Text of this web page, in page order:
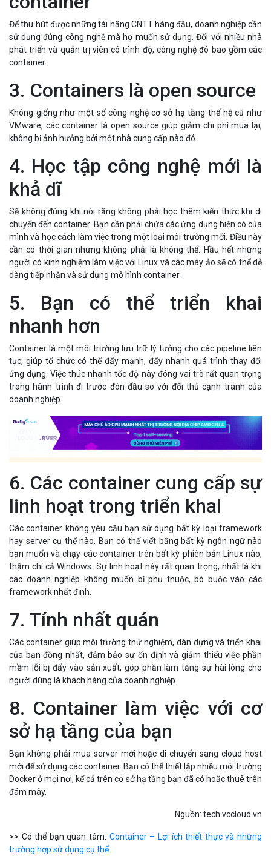
Để thu hút được những tài năng CNTT hàng đầu, doanh nghiệp cần
sử dụng đúng công nghệ mà họ muốn sử dụng. Đối với nhiều nhà
phát triển và quản trị viên có trình độ, công nghệ đó bao gồm các
container.
3. Containers là open source
Không giống như một số công nghệ cơ sở hạ tầng thế hệ cũ như
VMware, các container là open source giúp giảm chi phí mua lại,
không bị ảnh hưởng bởi một nhà cung cấp nào đó.
4. Học tập công nghệ mới là
khả dĩ
Sẽ không đúng khi nói rằng không phải học thêm kiến thức khi di
chuyển đến container. Bạn cần phải chứa các ứng dụng hiện có của
mình và học cách làm việc trong một loại môi trường mới. Điều này
cần có thời gian nhưng không phải là không thể. Hầu hết những
người có kinh nghiệm làm việc với Linux và các máy ảo sẽ có thể dễ
dàng tiếp nhận và sử dụng mô hình container.
5. Bạn có thể triển khai
nhanh hơn
Container là một môi trường lưu trữ lý tưởng cho các pipeline liên
tục, giúp tổ chức có thể đẩy mạnh, đẩy nhanh quá trình thay đổi
ứng dụng. Việc thúc nhanh tốc độ này đóng vai trò rất quan trọng
trong hành trình đi trước đón đầu so với đối thủ cạnh tranh của
doanh nghiệp.
6. Các container cung cấp sự
linh hoạt trong triển khai
Các container không yêu cầu bạn sử dụng bất kỳ loại framework
hay server cụ thể nào. Bạn có thể viết bằng bất kỳ ngôn ngữ nào
bạn muốn và chạy các container trên bất kỳ phiên bản Linux nào,
thậm chí cả Windows. Sự linh hoạt này rất quan trọng, nhất là khi
các doanh nghiệp không muốn bị phụ thuộc, bó buộc vào các
framework nhất định.
7. Tính nhất quán
Các container giúp môi trường thử nghiệm, dàn dựng và triển khai
của bạn đồng nhất, đảm bảo sự ổn định và giảm thiểu việc phần
mềm lỗi bị đẩy vào sản xuất, góp phần làm tăng sự hài lòng cho
người dùng là khách hàng của doanh nghiệp.
8. Container làm việc với cơ
sở hạ tầng của bạn
Bạn không phải mua server mới hoặc di chuyển sang cloud host
mới để sử dụng các container. Bạn có thể thiết lập nhiều môi trường
Docker ở mọi nơi, kể cả trên cơ sở hạ tầng bạn đã có hoặc thuê trên
đám mây.
Nguồn: tech.vccloud.vn
>> Có thể bạn quan tâm: Container – Lợi ích thiết thực và những
trường hợp sử dụng cụ thể